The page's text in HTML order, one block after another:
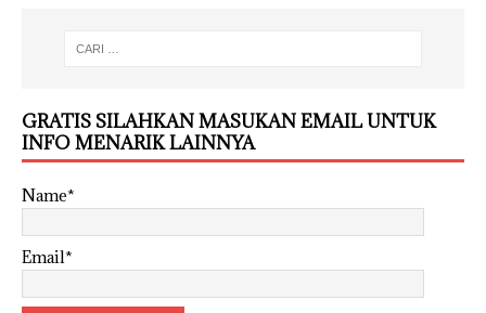
GRATIS SILAHKAN MASUKAN EMAIL UNTUK
INFO MENARIK LAINNYA
Name*
Email*